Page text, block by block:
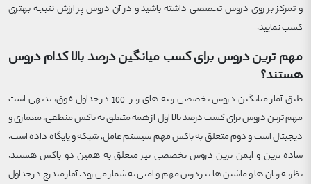
و تمرکز بر روی دروس تخصصی داشته باشید و در آن دروس پر ارزش نتیجه بهتری
کسب نمایید.
مهم ترین دروس برای کسب میانگین درصد بالا کدام دروس
هستند؟
طبق آمار میانگین دروس تخصصی رتبه های زیر 100 در جداول فوق، بدیهی است
مهم ترین دروس برای کسب درصد بالا اول از همه متعلق به باکس منطقی، معماری و
دیجیتال است و دوم متعلق به باکس مهم سیستم عامل، شبکه و پایگاه داده است.
ساده ترین و ایمن ترین دروس تخصصی نیز متعلق به همین دو باکس هستند.
نظریه زبان ها و ماشین ها نیز درس مهم و امنی به شمار می رود. آمار مندرج در جداول